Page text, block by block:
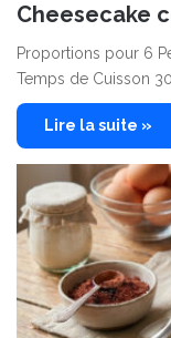
Cheesecake
Proportions pour 6
Temps de Cuisson
Lire la suite »